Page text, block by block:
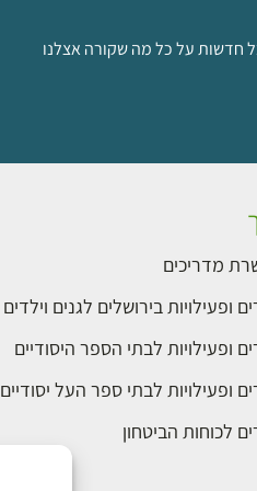
חדשות על כל מה שקורה אצלנו
מדריכים
ופעילויות בירושלים לגנים וילדים
ופעילויות לבתי הספר היסודיים
ופעילויות לבתי ספר העל יסודיים
לכוחות הביטחון